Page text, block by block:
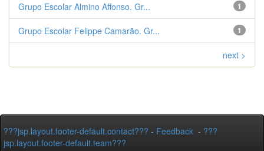
1
Grupo Escolar Almino Affonso. Gr...
1
Grupo Escolar Felippe Camarão. Gr...
next >
???jsp.layout.footer-default.contact??? - Feedback - ???
jsp.layout.footer-default.team???